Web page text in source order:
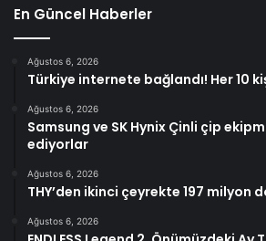
En Güncel Haberler
Ağustos 6, 2026
Türkiye internete bağlandı! Her 10
Ağustos 6, 2026
Samsung ve SK Hynix Çinli çip
ediyorlar
Ağustos 6, 2026
THY’den ikinci çeyrekte 197 milyon
Ağustos 6, 2026